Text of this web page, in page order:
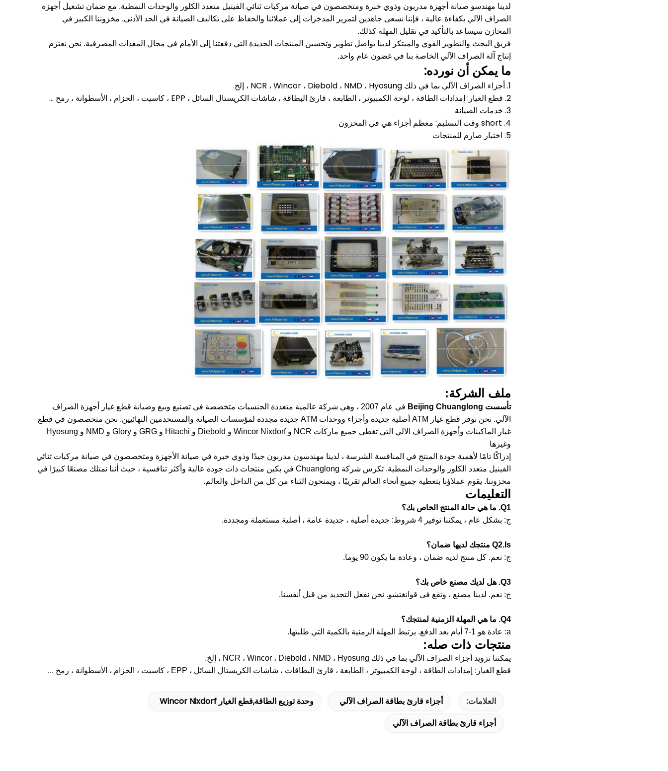
لدينا مهندسو صيانة أجهزة مدربون وذوي خبرة ومتخصصون في صيانة مركبات ثنائي الفينيل متعدد الكلور والوحدات النمطية. مع ضمان تشغيل أجهزة
الصراف الآلي بكفاءة عالية ، فإننا نسعى جاهدين لتمرير المدخرات إلى عملائنا والحفاظ على تكاليف الصيانة في الحد الأدنى. مخزوننا الكبير في
المخازن سيساعد بالتأكيد في تقليل المهلة كذلك.
فريق البحث والتطوير القوي والمبتكر لدينا يواصل تطوير وتحسين المنتجات الجديدة التي دفعتنا إلى الأمام في مجال المعدات المصرفية. نحن نعتزم
إنتاج آلة الصراف الآلي الخاصة بنا في غضون عام واحد.
ما يمكن أن نورده:
1. أجزاء الصراف الآلي بما في ذلك NCR ، Wincor ، Diebold ، NMD ، Hyosung ، إلخ.
2. قطع الغيار: إمدادات الطاقة ، لوحة الكمبيوتر ، الطابعة ، قارئ البطاقة ، شاشات الكريستال السائل ، EPP ، كاسيت ، الحزام ، الأسطوانة ، رمح ...
3. خدمات الصيانة
4. short وقت التسليم: معظم أجزاء هي في المخزون
5. اختبار صارم للمنتجات
ملف الشركة:
تأسست Beijing Chuanglong
في عام 2007 ، وهي شركة عالمية متعددة الجنسيات متخصصة في تصنيع وبيع وصيانة قطع غيار أجهزة الصراف
الآلي. نحن نوفر قطع غيار ATM أصلية جديدة وأجزاء ووحدات ATM جديدة مجددة لمؤسسات الصيانة والمستخدمين النهائيين.
نحن متخصصون في قطع
غيار الماكينات وأجهزة الصراف الآلي التي تغطي جميع ماركات NCR و Wincor Nixdorf و Diebold و Hitachi و GRG و Glory و NMD و Hyosung
وغيرها
إدراكًا تامًا لأهمية جودة المنتج في المنافسة الشرسة ، لدينا مهندسون مدربون جيدًا وذوي خبرة في صيانة الأجهزة ومتخصصون في صيانة مركبات ثنائي
الفينيل متعدد الكلور والوحدات النمطية.
تكرس شركة Chuanglong في بكين منتجات ذات جودة عالية وأكثر تنافسية ، حيث أننا نمتلك مصنعًا كبيرًا في
مخزوننا. يقوم عملاؤنا بتغطية جميع أنحاء العالم تقريبًا ، ويمنحون الثناء من كل من الداخل والعالم.
التعليمات
Q1. ما هي حالة المنتج الخاص بك؟
ج: بشكل عام ، يمكننا توفير 4 شروط: جديدة أصلية ، جديدة عامة ، أصلية مستعملة ومجددة.
Q2.Is منتجك لديها ضمان؟
ج: نعم. كل منتج لديه ضمان ، وعادة ما يكون 90 يوما.
Q3. هل لديك مصنع خاص بك؟
ج: نعم. لدينا مصنع ، وتقع فى قوانغتشو. نحن نفعل التجديد من قبل أنفسنا.
Q4. ما هي المهلة الزمنية لمنتجك؟
a: عادة هو 1-7 أيام بعد الدفع.
يرتبط المهلة الزمنية بالكمية التي طلبتها.
منتجات ذات صله:
يمكننا تزويد أجزاء الصراف الآلي بما في ذلك NCR ، Wincor ، Diebold ، NMD ، Hyosung ، إلخ.
قطع الغيار: إمدادات الطاقة ، لوحة الكمبيوتر ، الطابعة ، قارئ البطاقات ، شاشات الكريستال السائل ، EPP ، كاسيت ، الحزام ، الأسطوانة ، رمح ...
العلامات: أجزاء قارئ بطاقة الصراف الآلي
وحدة توزيع الطاقة,قطع الغيار Wincor Nixdorf
أجزاء قارئ بطاقة الصراف الآلي